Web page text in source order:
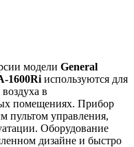
модели General
1600Ri используются для
в
помещениях. Прибор
пультом управления,
Оборудование
дизайне и быстро